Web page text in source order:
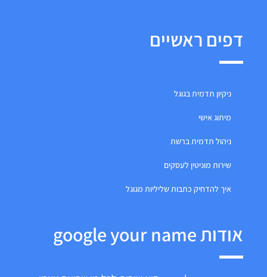
דפים ראשיים
ניקיון תדמית בגוגל
מיתוג אישי
ניהול תדמית ברשת
שירות מוניטין לעסקים
איך להדחיק כתבות שליליות מגוגל
אודות google your name